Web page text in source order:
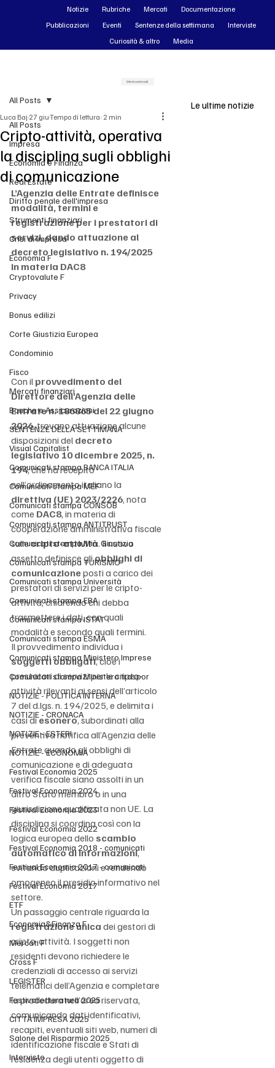
All Posts
Impresa
Economia e Finanza
Real Estate
Diritto penale dell'impresa
Strumenti finanziari
Crisi di impresa
Economia F
Cryptovalute F
Privacy
Bonus edilizi
Corte Giustizia Europea
Condominio
Fisco
Mercati finanziari
Banche e Assicurazioni
SENTENZE DELLA SETTIMANA
Visual Capitalist
Comunicati stampa BANCA ITALIA
Comunicati stampa MEF
Comunicati stampa CONSOB
Comunicati stampa ANTITRUST
Comunicati stampa Min. Giustizia
Comunicati stampa TURISMO
Comunicati stampa Università
Comunicati stampa EBA
Comunicati stampa ISTAT
Comunicati stampa ESMA
Comunicati stampa Ministero Imprese
Comunicati stampa Ministero traspor
NOTIZIE - POLITICA INTERNA
NOTIZIE - CRONACA
NOTIZIE - ESTERI
NOTIZIE - ECONOMIA
Festival Economia 2025
Festival Economia 2024
Festival Economia 2023
Festival Economia 2022
Festival Economia 2018 - comunicati
Festival Economia 2017 - comunicati
Festival Economia 2017
ETF
Economia&Finanza F
Mercati F
Cross F
LEGISTER
Festivalletteratura 2025
CITTÀ IMPRESA 2025
Salone del Risparmio 2025
Interviste
All Posts
Cripto-attività, operativa
la disciplina sugli obblighi
di comunicazione
Luca Baj 27 giuTempo di lettura: 2 min
L’Agenzia delle Entrate definisce
modalità, termini e
registrazione per i prestatori di
servizi, dando attuazione al
decreto legislativo n. 194/2025
in materia DAC8
Con il provvedimento del
Direttore dell’Agenzia delle
Entrate n. 186865 del 22 giugno
2026, trovano attuazione alcune
disposizioni del decreto
legislativo 10 dicembre 2025, n.
194, che ha recepito
nell’ordinamento italiano la
direttiva (UE) 2023/2226, nota
come DAC8, in materia di
cooperazione amministrativa fiscale
sulle cripto-attività. Il nuovo
assetto definisce gli obblighi di
comunicazione posti a carico dei
prestatori di servizi per le cripto-
attività, chiarendo chi debba
trasmettere i dati, con quali
modalità e secondo quali termini.
Il provvedimento individua i
soggetti obbligati, cioè i
prestatori di servizi per le cripto-
attività rilevanti ai sensi dell’articolo
7 del d.lgs. n. 194/2025, e delimita i
casi di esonero, subordinati alla
preventiva notifica all’Agenzia delle
Entrate quando gli obblighi di
comunicazione e di adeguata
verifica fiscale siano assolti in un
altro Stato membro o in una
giurisdizione qualificata non UE. La
disciplina si coordina così con la
logica europea dello scambio
automatico di informazioni,
evitando duplicazioni e rendendo
omogeneo il presidio informativo nel
settore.
Un passaggio centrale riguarda la
registrazione unica dei gestori di
cripto-attività. I soggetti non
residenti devono richiedere le
credenziali di accesso ai servizi
telematici dell’Agenzia e completare
la procedura nell’area riservata,
comunicando dati identificativi,
recapiti, eventuali siti web, numeri di
identificazione fiscale e Stati di
residenza degli utenti oggetto di
Le ultime notizie
Notizie Rubriche Mercati
Documentazione
Pubblicazioni
Eventi Sentenze della settimana
Interviste
Curiosità & altro
Media
Vai ai contenuti